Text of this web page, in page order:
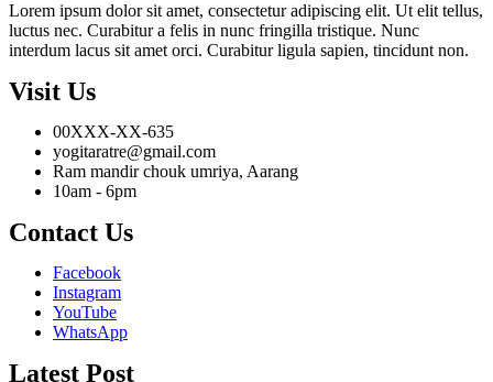
Lorem ipsum dolor sit amet, consectetur adipiscing elit. Ut elit tellus,
luctus nec. Curabitur a felis in nunc fringilla tristique. Nunc
interdum lacus sit amet orci. Curabitur ligula sapien, tincidunt non.
Visit Us
00XXX-XX-635
yogitaratre@gmail.com
Ram mandir chouk umriya, Aarang
10am - 6pm
Contact Us
Facebook
Instagram
YouTube
WhatsApp
Latest Post